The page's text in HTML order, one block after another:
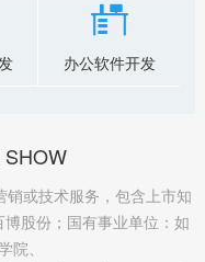

信息发布
或技术服务，包含上市知
股份；国有事业单位：如
院、